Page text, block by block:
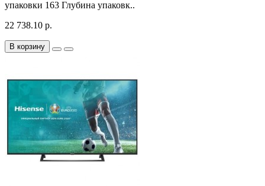
упаковки 163 Глубина упаковк..
22 738.10 р.
В корзину